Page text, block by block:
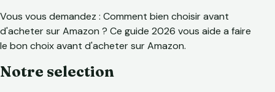
Vous vous demandez : Comment bien choisir avant
d'acheter sur Amazon ? Ce guide 2026 vous aide a faire
le bon choix avant d'acheter sur Amazon.
Notre selection